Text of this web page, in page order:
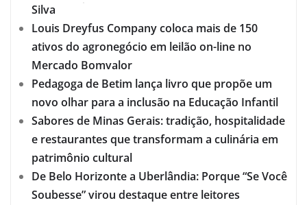
Silva
Louis Dreyfus Company coloca mais de 150
ativos do agronegócio em leilão on-line no
Mercado Bomvalor
Pedagoga de Betim lança livro que propõe um
novo olhar para a inclusão na Educação Infantil
Sabores de Minas Gerais: tradição, hospitalidade
e restaurantes que transformam a culinária em
patrimônio cultural
De Belo Horizonte a Uberlândia: Porque “Se Você
Soubesse” virou destaque entre leitores